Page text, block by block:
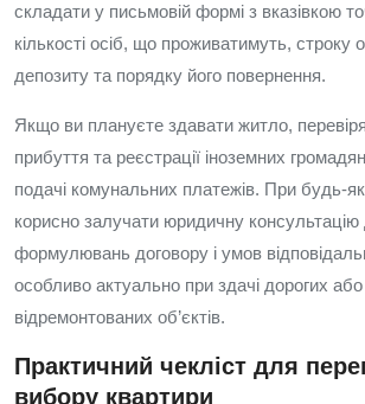
складати у письмовій формі з вказівкою
кількості осіб, що проживатимуть, строку
депозиту та порядку його повернення.
Якщо ви плануєте здавати житло,
прибуття та реєстрації іноземних
подачі комунальних платежів. При будь-
корисно залучати юридичну консультацію
формулювань договору і умов
особливо актуально при здачі дорогих або
відремонтованих об’єктів.
Практичний чекліст для
вибору квартири